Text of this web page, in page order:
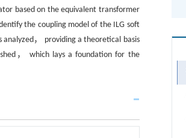
based on the equivalent transformer
the coupling model of the ILG soft
， providing a theoretical basis
， which lays a foundation for the